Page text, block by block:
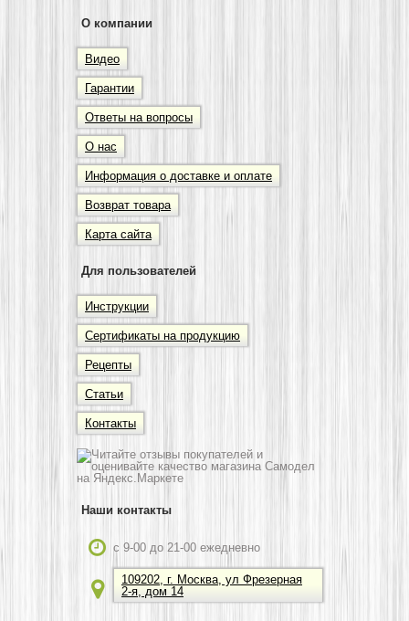
О компании
Видео
Гарантии
Ответы на вопросы
О нас
Информация о доставке и оплате
Возврат товара
Карта сайта
Для пользователей
Инструкции
Сертификаты на продукцию
Рецепты
Статьи
Контакты
Наши контакты
c 9-00 до 21-00 ежедневно
109202, г. Москва, ул Фрезерная
2-я, дом 14